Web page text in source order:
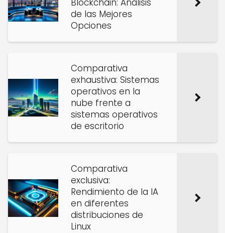
Blockchain: Análisis
de las Mejores
Opciones
Comparativa
exhaustiva: Sistemas
operativos en la
nube frente a
sistemas operativos
de escritorio
Comparativa
exclusiva:
Rendimiento de la IA
en diferentes
distribuciones de
Linux